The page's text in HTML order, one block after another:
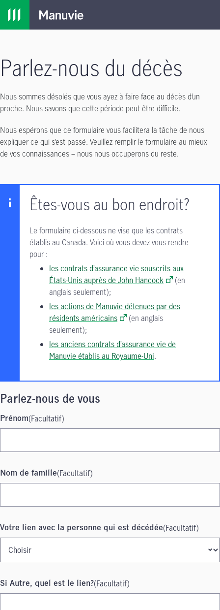
Passer à la navigation principale
Passer au contenu principal
Passer au pied de page
MENU
Parlez-nous du décès
Nous sommes désolés que vous ayez à faire face au décès d’un
proche. Nous savons que cette période peut être difficile. ​
Nous espérons que ce formulaire vous facilitera la tâche de nous
expliquer ce qui s’est passé. Veuillez remplir le formulaire au mieux
de vos connaissances – nous nous occuperons du reste.
Êtes-vous au bon endroit?
Le formulaire ci-dessous ne vise que les contrats
établis au Canada. Voici où vous devez vous rendre
pour :
les contrats d’assurance vie souscrits aux
États-Unis auprès de John Hancock
(en
anglais seulement);
les actions de Manuvie détenues par des
résidents américains
(en anglais
seulement);
les anciens contrats d’assurance vie de
Manuvie établis au Royaume-Uni.
Parlez-nous de vous
Prénom(Facultatif)
Nom de famille(Facultatif)
Votre lien avec la personne qui est décédée(Facultatif)
Si Autre, quel est le lien?(Facultatif)